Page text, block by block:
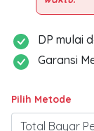
DP mulai
Garansi
Pilih Metode